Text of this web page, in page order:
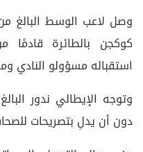
كوكجن بالطائرة قادمًا
استقباله مسؤولو النادي
وتوجه الإيطالي ندور
دون أن يدلِ بتصريحات